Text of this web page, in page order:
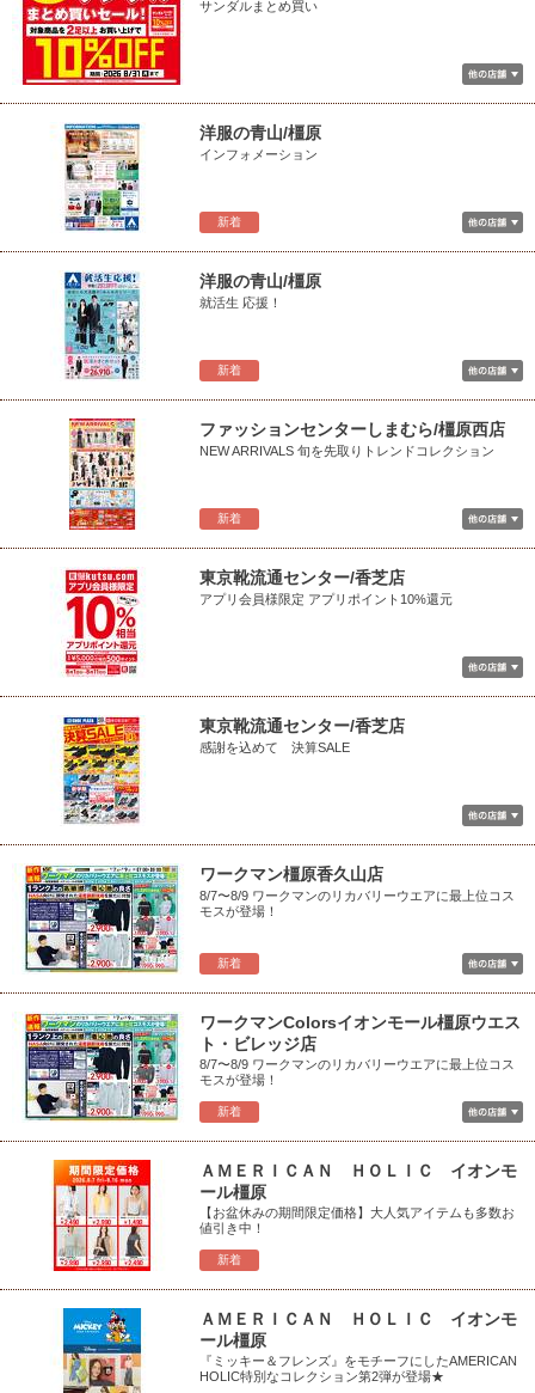
サンダルまとめ買い
新着
洋服の青山/橿原
インフォメーション
新着
洋服の青山/橿原
就活生 応援！
新着
ファッションセンターしまむら/橿原西店
NEW ARRIVALS 旬を先取りトレンドコレクション
東京靴流通センター/香芝店
アプリ会員様限定 アプリポイント10%還元
東京靴流通センター/香芝店
感謝を込めて 決算SALE
新着
ワークマン橿原香久山店
8/7〜8/9 ワークマンのリカバリーウエアに最上位コス
モスが登場！
新着
ワークマンColorsイオンモール橿原ウエス
ト・ビレッジ店
8/7〜8/9 ワークマンのリカバリーウエアに最上位コス
モスが登場！
新着
ＡＭＥＲＩＣＡＮ ＨＯＬＩＣ イオンモ
ール橿原
【お盆休みの期間限定価格】大人気アイテムも多数お
値引き中！
ＡＭＥＲＩＣＡＮ ＨＯＬＩＣ イオンモ
ール橿原
『ミッキー＆フレンズ』をモチーフにしたAMERICAN
HOLIC特別なコレクション第2弾が登場★